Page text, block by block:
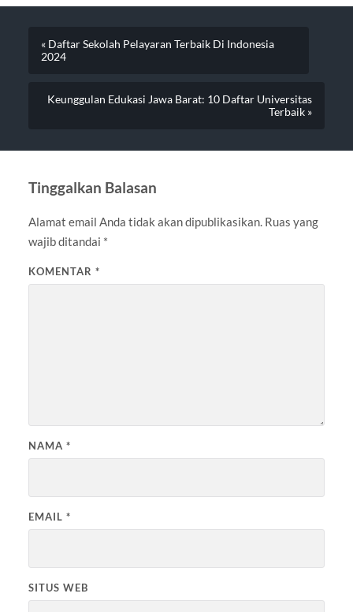
« Daftar Sekolah Pelayaran Terbaik Di Indonesia
2024
Keunggulan Edukasi Jawa Barat: 10 Daftar Universitas
Terbaik »
Tinggalkan Balasan
Alamat email Anda tidak akan dipublikasikan. Ruas yang
wajib ditandai *
KOMENTAR *
NAMA *
EMAIL *
SITUS WEB